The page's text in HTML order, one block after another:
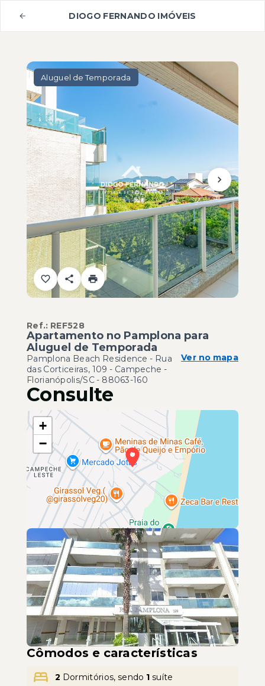
DIOGO FERNANDO IMÓVEIS
Aluguel de Temporada
Ref.: REF528
Apartamento no Pamplona para
Aluguel de Temporada
Pamplona Beach Residence - Rua
das Corticeiras, 109 - Campeche -
Florianópolis/SC- 88063-160
Ver no mapa
Consulte
+
−
Leaflet
Cômodos e características
2 Dormitórios, sendo 1 suíte